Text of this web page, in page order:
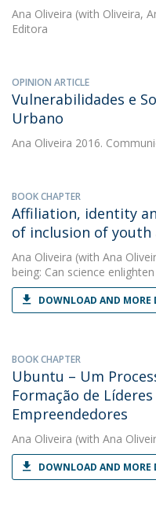
Ana Oliveira (with Oliveira,
Editora
OPINION ARTICLE
Vulnerabilidades e
Urbano
Ana Oliveira 2016.
BOOK CHAPTER
Affiliation, identity
of inclusion of youth
Ana Oliveira (with Ana
being: Can science
DOWNLOAD AND MORE
BOOK CHAPTER
Ubuntu – Um
Formação de
Empreendedores
Ana Oliveira (with Ana
DOWNLOAD AND MORE